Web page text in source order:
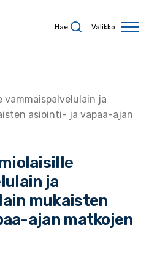
Hae Valikko
vammaispalvelulain ja
asiointi-​ ja vapaa-​ajan
ja
mukaisten
​ajan matkojen